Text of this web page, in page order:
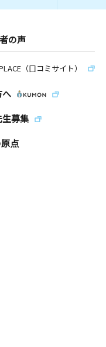
の声
（口コミサイト）
へ
生募集
点